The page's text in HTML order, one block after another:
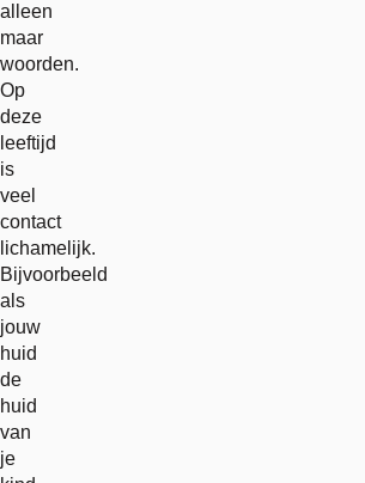
alleen
maar
woorden.
Op
deze
leeftijd
is
veel
contact
lichamelijk.
Bijvoorbeeld
als
jouw
huid
de
huid
van
je